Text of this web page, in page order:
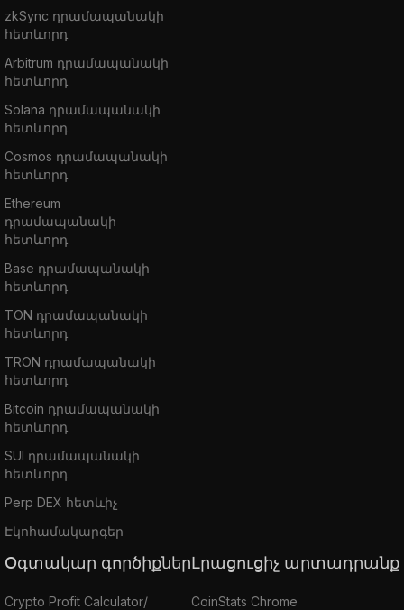
zkSync դրամապանակի
հետևորդ
Arbitrum դրամապանակի
հետևորդ
Solana դրամապանակի
հետևորդ
Cosmos դրամապանակի
հետևորդ
Ethereum
դրամապանակի
հետևորդ
Base դրամապանակի
հետևորդ
TON դրամապանակի
հետևորդ
TRON դրամապանակի
հետևորդ
Bitcoin դրամապանակի
հետևորդ
SUI դրամապանակի
հետևորդ
Perp DEX հետևիչ
Էկոհամակարգեր
Օգտակար գործիքներ
Crypto Profit Calculator/
Լրացուցիչ արտադրանք
CoinStats Chrome